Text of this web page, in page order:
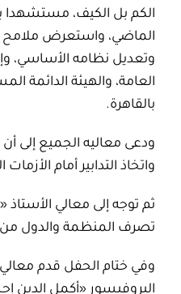
الكم بل الكيف، مستشهدا
وتعديل نظامه الأساسي،
بالقاهرة.
ودعى معاليه الجميع إلى
واتخاذ التدابير أمام
ثم توجه إلى معالي الأستاذ
تصرف المنظمة والدول من
وفي ختام الحفل قدم معالي
البروفيسور «أكمل الدين